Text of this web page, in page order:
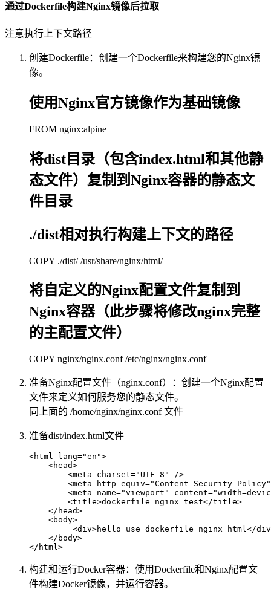
通过Dockerfile构建Nginx镜像后拉取
注意执行上下文路径
创建Dockerfile：创建一个Dockerfile来构建您的Nginx镜
像。
使用Nginx官方镜像作为基础镜像
FROM nginx:alpine
将dist目录（包含index.html和其他静
态文件）复制到Nginx容器的静态文
件目录
./dist相对执行构建上下文的路径
COPY ./dist/ /usr/share/nginx/html/
将自定义的Nginx配置文件复制到
Nginx容器（此步骤将修改nginx完整
的主配置文件）
COPY nginx/nginx.conf /etc/nginx/nginx.conf
准备Nginx配置文件（nginx.conf）：创建一个Nginx配置
文件来定义如何服务您的静态文件。
同上面的 /home/nginx/nginx.conf 文件
准备dist/index.html文件
<html lang="en">
    <head>
<meta http-equiv="Content-Security-
<meta name="viewport"
        <title>dockerfile nginx test</title>
    </head>
    <body>
<div>hello use dockerfile nginx html</
    </body>
构建和运行Docker容器：使用Dockerfile和Nginx配置文
件构建Docker镜像，并运行容器。